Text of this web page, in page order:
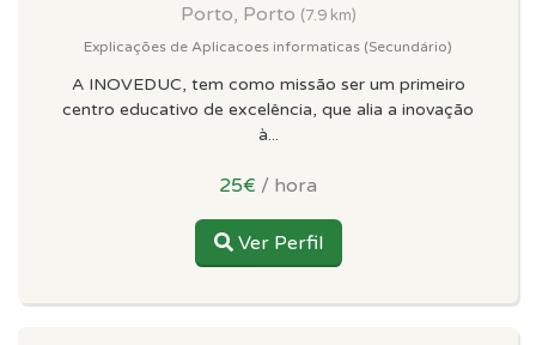
Porto, Porto (7.9 km)
Explicações de Aplicacoes informaticas (Secundário)
A INOVEDUC, tem como missão ser um primeiro
centro educativo de excelência, que alia a inovação
à...
25€ / hora
Ver Perfil